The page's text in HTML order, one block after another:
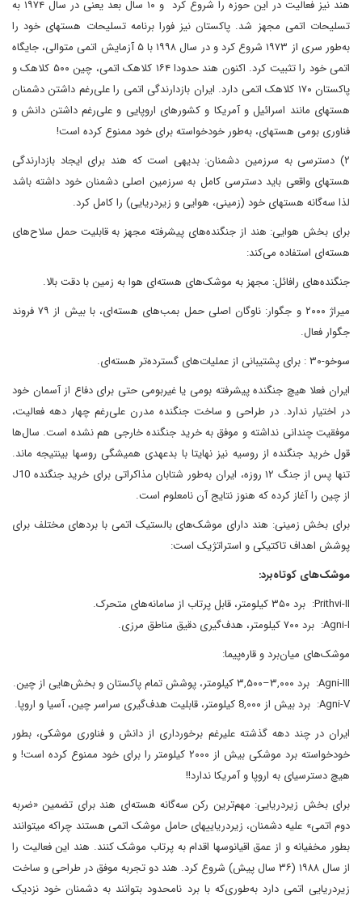
هند نیز فعالیت در این حوزه را شروع کرد و ۱۰ سال بعد یعنی در سال ۱۹۷۴ به
تسلیحات اتمی مجهز شد. پاکستان نیز فورا برنامه تسلیحات هسته­ای خود را
به‌طور سری از ۱۹۷۳ شروع کرد و در سال ۱۹۹۸ با ۵ آزمایش اتمی متوالی، جایگاه
اتمی خود را تثبیت کرد. اکنون هند حدودا ۱۶۴ کلاهک اتمی، چین ۵۰۰ کلاهک و
پاکستان ۱۷۰ کلاهک اتمی دارد. ایران بازدارندگی اتمی را علی‌رغم داشتن دشمنان
هسته­ای مانند اسرائیل و آمریکا و کشورهای اروپایی و علی‌رغم داشتن دانش و
فناوری بومی هسته­ای، به‌طور خودخواسته برای خود ممنوع کرده است!
۲) دسترسی به سرزمین دشمنان: بدیهی است که هند برای ایجاد بازدارندگی
هسته­ای واقعی باید دسترسی کامل به سرزمین اصلی دشمنان خود داشته باشد
لذا سه‌گانه­ هسته­ای خود (زمینی، هوایی و زیردریایی) را کامل کرد.
برای بخش هوایی: هند از جنگنده‌های پیشرفته مجهز به قابلیت حمل سلاح‌های
هسته‌ای استفاده می‌کند:
جنگنده‌های رافائل: مجهز به موشک‌های هسته‌ای هوا به ‌زمین با دقت بالا.
میراژ ۲۰۰۰ و جگوار: ناوگان اصلی حمل بمب‌های هسته‌ای، با بیش از ۷۹ فروند
جگوار فعال.
سوخو-۳۰ : برای پشتیبانی از عملیات‌های گسترده‌تر هسته‌ای.
ایران فعلا هیچ جنگنده پیشرفته بومی یا غیربومی حتی برای دفاع از آسمان خود
در اختیار ندارد. در طراحی و ساخت جنگنده­ مدرن علی‌رغم چهار دهه فعالیت،
موفقیت چندانی نداشته و موفق به خرید جنگنده خارجی هم نشده است. سال‌ها
قول خرید جنگنده از روسیه نیز نهایتا با بدعهدی همیشگی روس­ها بی­نتیجه ماند.
تنها پس از جنگ ۱۲ روزه، ایران به‌طور شتابان مذاکراتی برای خرید جنگنده J10
از چین را آغاز کرده که هنوز نتایج آن نامعلوم است.
برای بخش زمینی: هند دارای موشک‌های بالستیک اتمی با بردهای مختلف برای
پوشش اهداف تاکتیکی و استراتژیک است:
موشک‌های کوتاه‌برد:
Prithvi-II: برد ۳۵۰ کیلومتر، قابل پرتاب از سامانه‌های متحرک.
Agni-I: برد ۷۰۰ کیلومتر، هدف‌گیری دقیق مناطق مرزی.
موشک‌های میان‌برد و قاره‌پیما:
Agni-III: برد ۳,۰۰۰–۳,۵۰۰ کیلومتر، پوشش تمام پاکستان و بخش‌هایی از چین.
Agni-V: برد بیش از 8,۰۰۰ کیلومتر، قابلیت هدف‌گیری سراسر چین، آسیا و اروپا.
ایران در چند دهه گذشته علیرغم برخورداری از دانش و فناوری موشکی، بطور
خودخواسته برد موشکی بیش از ۲۰۰۰ کیلومتر را برای خود ممنوع کرده است! و
هیچ دسترسی­ای به اروپا و آمریکا ندارد!!
برای بخش زیردریایی: مهم‌ترین رکن سه‌گانه هسته‌ای هند برای تضمین «ضربه
دوم اتمی» علیه دشمنان، زیردریایی­های حامل موشک اتمی هستند چراکه می­توانند
بطور مخفیانه و از عمق اقیانوسها اقدام به پرتاب موشک کنند. هند این فعالیت را
از سال ۱۹۸۸ (۳۶ سال پیش) شروع کرد. هند دو تجربه موفق در طراحی و ساخت
زیردریایی اتمی دارد به‌طوری‌که با برد نامحدود بتوانند به دشمنان خود نزدیک